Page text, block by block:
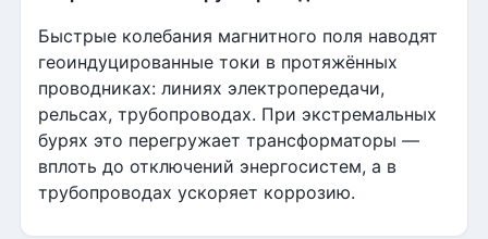
Быстрые колебания магнитного поля наводят
геоиндуцированные токи в протяжённых
проводниках: линиях электропередачи,
рельсах, трубопроводах. При экстремальных
бурях это перегружает трансформаторы —
вплоть до отключений энергосистем, а в
трубопроводах ускоряет коррозию.